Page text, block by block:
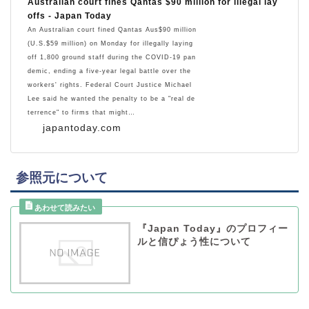
japantoday.com
offs - Japan Today
An Australian court fined Qantas Aus$90 million
(U.S.$59 million) on Monday for illegally laying
off 1,800 ground staff during the COVID-19 pan
demic, ending a five-year legal battle over the
workers' rights. Federal Court Justice Michael
Lee said he wanted the penalty to be a "real de
terrence" to firms that might…
参照元について
『Japan Today』のプロフィー
ルと信ぴょう性について